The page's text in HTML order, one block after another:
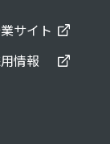
サイト
情報